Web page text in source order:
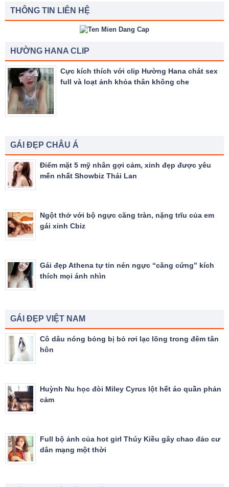
THÔNG TIN LIÊN HỆ
HƯỜNG HANA CLIP
Cực kích thích với clip Hường Hana chát sex
full và loạt ảnh khỏa thân không che
GÁI ĐẸP CHÂU Á
Điểm mặt 5 mỹ nhân gợi cảm, xinh đẹp được yêu
mến nhất Showbiz Thái Lan
Ngột thở với bộ ngực căng tràn, nặng trĩu của em
gái xinh Cbiz
Gái đẹp Athena tự tin nén ngực “căng cứng” kích
thích mọi ánh nhìn
GÁI ĐẸP VIỆT NAM
Cô dâu nóng bỏng bị bỏ rơi lạc lõng trong đêm tân
hôn
Huỳnh Nu học đòi Miley Cyrus lột hết áo quần phản
cảm
Full bộ ảnh của hot girl Thúy Kiều gây chao đảo cư
dân mạng một thời